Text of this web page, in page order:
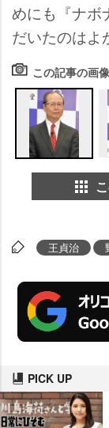
めにも『ナボ
だいたのはよ
この記事の画像
王貞治
PICK UP